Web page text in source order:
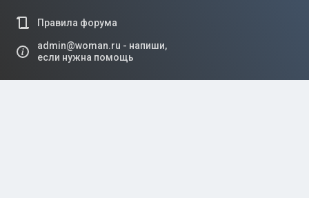
Правила форума
admin@woman.ru - напиши,
если нужна помощь